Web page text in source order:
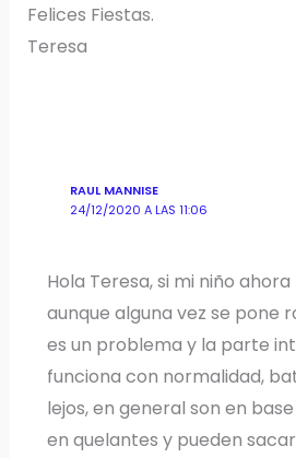
Felices Fiestas.
Teresa
RAUL MANNISE
24/12/2020 A LAS 11:06
Hola Teresa, si mi niño
aunque alguna vez se pone
es un problema y la parte
funciona con normalidad,
lejos, en general son en
en quelantes y pueden